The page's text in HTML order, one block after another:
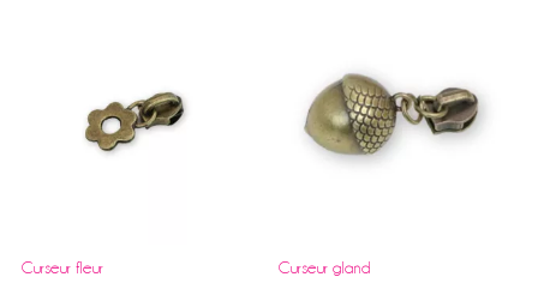
Curseur fleur Curseur gland